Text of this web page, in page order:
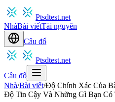
Ptsdtest.net
NhàBài viếtTài nguyên
Câu đố
Ptsdtest.net
Câu đố
Nhà/Bài viết/Độ Chính Xác Của
Độ Tin Cậy Và Những Gì Bạn